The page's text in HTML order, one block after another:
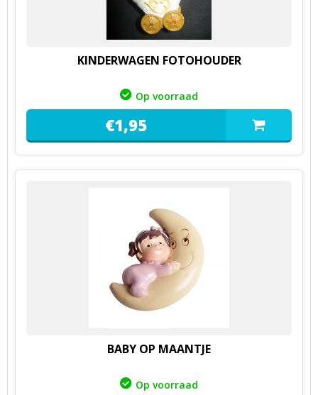
KINDERWAGEN FOTOHOUDER
Op voorraad
€1,95
BABY OP MAANTJE
Op voorraad